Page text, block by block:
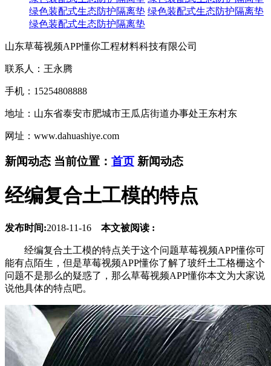
绿色装配式生态防护隔离垫 绿色装配式生态防护隔离垫
绿色装配式生态防护隔离垫
山东草莓视频APP懂你工程材料科技有限公司
联系人：王永腾
手机：15254808888
地址：山东省泰安市肥城市王瓜店街道办事处王东村东
网址：www.dahuashiye.com
新闻动态 当前位置： 首页 新闻动态
经编复合土工模的特点
发布时间:2018-11-16 本文被阅读 :
经编复合土工模的特点关于这个问题草莓视频APP懂你可
能有点陌生，但是草莓视频APP懂你了解了玻纤土工格栅这个
问题不是那么的疑惑了，那么草莓视频APP懂你本文为大家说
说他具体的特点吧。